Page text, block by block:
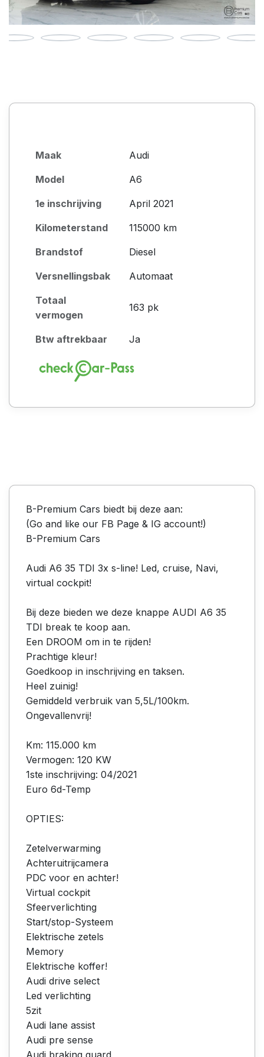
Maak Audi
Model A6
1e inschrijving April 2021
Kilometerstand 115000 km
Brandstof Diesel
Versnellingsbak Automaat
Totaal
vermogen
163 pk
Btw aftrekbaar Ja
B-Premium Cars biedt bij deze aan:
(Go and like our FB Page & IG account!)
B-Premium Cars
Audi A6 35 TDI 3x s-line! Led, cruise, Navi,
virtual cockpit!
Bij deze bieden we deze knappe AUDI A6 35
TDI break te koop aan.
Een DROOM om in te rijden!
Prachtige kleur!
Goedkoop in inschrijving en taksen.
Heel zuinig!
Gemiddeld verbruik van 5,5L/100km.
Ongevallenvrij!
Km: 115.000 km
Vermogen: 120 KW
1ste inschrijving: 04/2021
Euro 6d-Temp
OPTIES:
Zetelverwarming
Achteruitrijcamera
PDC voor en achter!
Virtual cockpit
Sfeerverlichting
Start/stop-Systeem
Elektrische zetels
Memory
Elektrische koffer!
Audi drive select
Led verlichting
5zit
Audi lane assist
Audi pre sense
Audi braking guard